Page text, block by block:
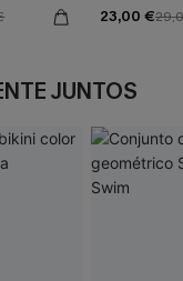
23,00 €
JUNTOS